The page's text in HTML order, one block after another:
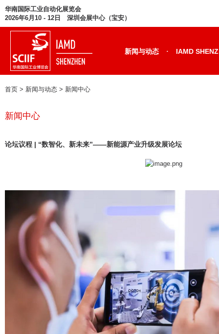
华南国际工业自动化展览会
2026年6月10 - 12日 深圳会展中心（宝安）
新闻与动态 · IAMD
首页 > 新闻与动态 > 新闻中心
新闻中心
论坛议程 | “数智化、新未来”——新能源产业升级发展论坛